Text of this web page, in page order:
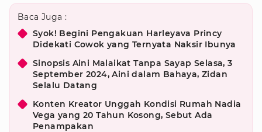
Baca Juga :
Syok! Begini Pengakuan Harleyava Princy
Didekati Cowok yang Ternyata Naksir Ibunya
Sinopsis Aini Malaikat Tanpa Sayap Selasa, 3
September 2024, Aini dalam Bahaya, Zidan
Selalu Datang
Konten Kreator Unggah Kondisi Rumah Nadia
Vega yang 20 Tahun Kosong, Sebut Ada
Penampakan